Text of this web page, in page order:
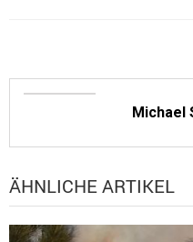
Michael
ÄHNLICHE ARTIKEL